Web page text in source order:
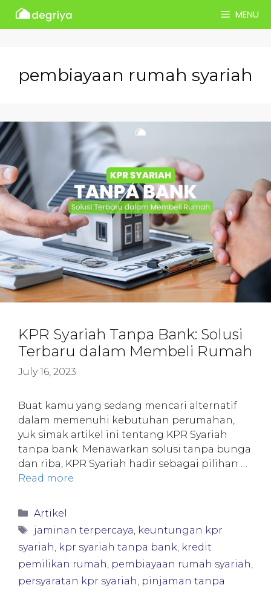
Skip
MENU
pembiayaan rumah syariah
KPR Syariah Tanpa Bank: Solusi
Terbaru dalam Membeli Rumah
July 16, 2023
Buat kamu yang sedang mencari alternatif
dalam memenuhi kebutuhan perumahan,
yuk simak artikel ini tentang KPR Syariah
tanpa bank. Menawarkan solusi tanpa bunga
dan riba, KPR Syariah hadir sebagai pilihan …
Read more
Categories
Artikel
Tags
jaminan terpercaya keuntungan kpr
syariah kpr syariah tanpa bank kredit
pemilikan rumah pembiayaan rumah syariah
persyaratan kpr syariah pinjaman tanpa